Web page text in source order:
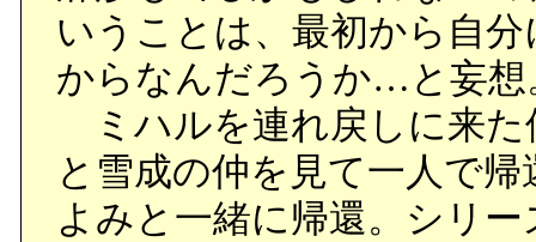
いうことは、最初から自
からなんだろうか…と妄想
ミハルを連れ戻しに来た
と雪成の仲を見て一人で
よみと一緒に帰還。シリ